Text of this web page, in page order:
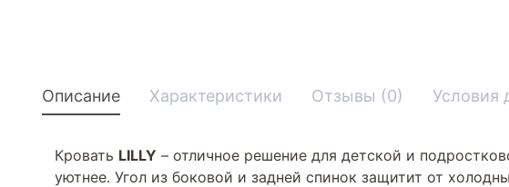
Описание Характеристики Отзывы (0) Условия
Кровать LILLY – отличное решение для детской и
уютнее. Угол из боковой и задней спинок защитит от